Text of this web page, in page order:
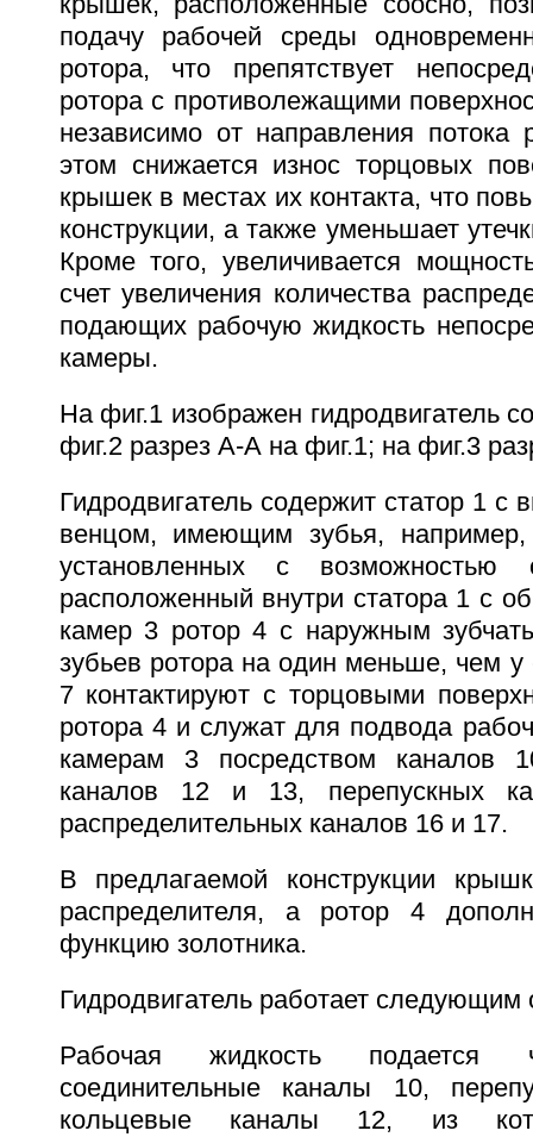
подачу рабочей среды
ротора, что препятствует
ротора с противолежащими
независимо от направления
этом снижается износ торцовых
крышек в местах их контакта, что
конструкции, а также уменьшает
Кроме того, увеличивается
счет увеличения количества
подающих рабочую жидкость
камеры.
На фиг.1 изображен гидродвигатель
фиг.2 разрез А-А на фиг.1; на фиг.3
Гидродвигатель содержит статор 1 с
венцом, имеющим зубья,
установленных с возможностью
расположенный внутри статора 1 с
камер 3 ротор 4 с наружным
зубьев ротора на один меньше, чем
7 контактируют с торцовыми
ротора 4 и служат для подвода
камерам 3 посредством каналов
каналов 12 и 13, перепускных
распределительных каналов 16 и 17.
В предлагаемой конструкции
распределителя, а ротор 4
функцию золотника.
Гидродвигатель работает следующим
Рабочая жидкость
соединительные каналы 10,
кольцевые каналы 12, из